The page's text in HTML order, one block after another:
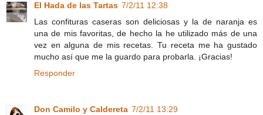
El Hada de las Tartas 7/2/11 12:38
Las confituras caseras son deliciosas y la de naranja es
una de mis favoritas, de hecho la he utilizado más de una
vez en alguna de mis recetas. Tu receta me ha gustado
mucho así que me la guardo para probarla. ¡Gracias!
Responder
Don Camilo y Caldereta 7/2/11 13:29